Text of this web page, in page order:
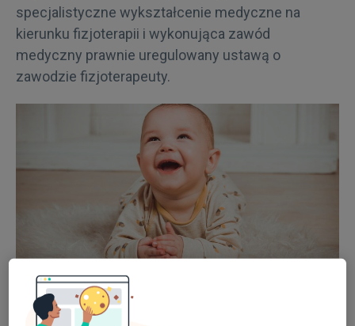
specjalistyczne wykształcenie medyczne na
kierunku fizjoterapii i wykonująca zawód
medyczny prawnie uregulowany ustawą o
zawodzie fizjoterapeuty.
ARTYKUŁY 06 maja 2020
Baby Handling – nowoczesne techniki